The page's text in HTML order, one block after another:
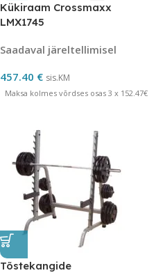
Kükiraam Crossmaxx
LMX1745
Saadaval järeltellimisel
457.40 € sis.KM
Maksa kolmes võrdses osas 3 x 152.47€
Tõstekangide